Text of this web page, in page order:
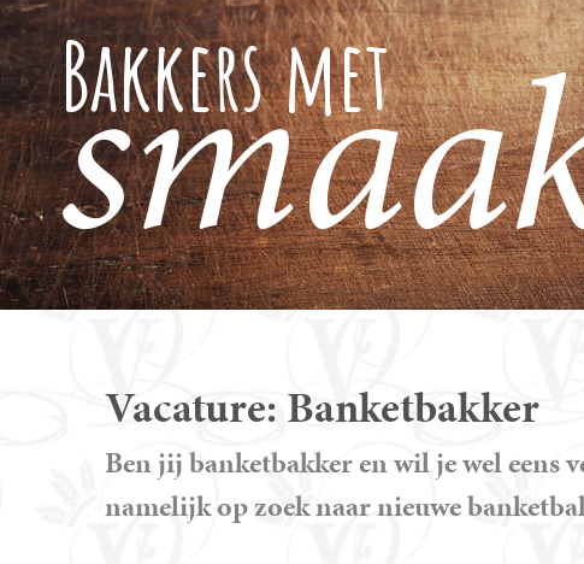
Bakkers met
Vacature: Banketbakker
Ben jij banketbakker en wil je wel eens
namelijk op zoek naar nieuwe